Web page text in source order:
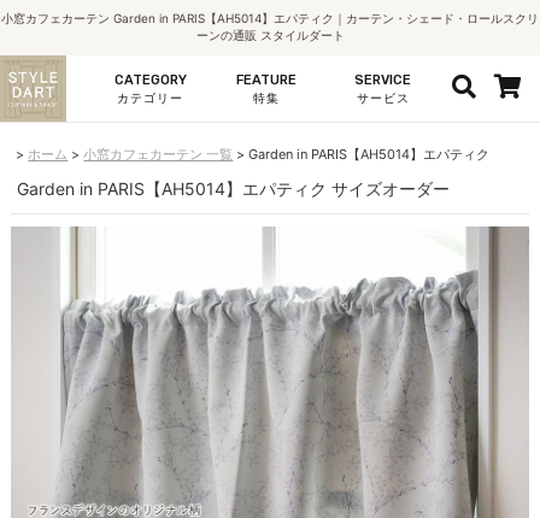
小窓カフェカーテン Garden in PARIS【AH5014】エパティク｜カーテン・シェード・ロールスクリ
ーンの通販 スタイルダート
CATEGORY
カテゴリー
FEATURE
特集
SERVICE
サービス
ホーム 小窓カフェカーテン 一覧 Garden in PARIS【AH5014】エパティク
Garden in PARIS【AH5014】エパティク サイズオーダー